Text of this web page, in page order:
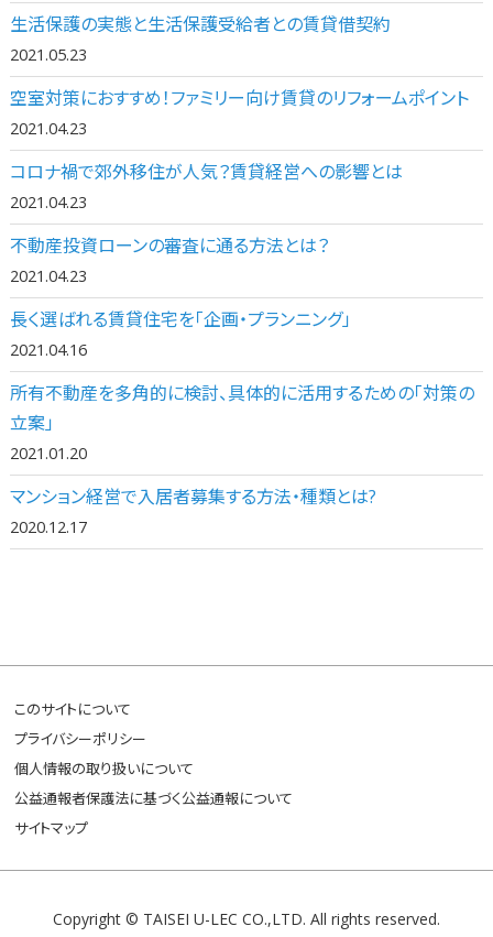
生活保護の実態と生活保護受給者との賃貸借契約
2021.05.23
空室対策におすすめ！ファミリー向け賃貸のリフォームポイント
2021.04.23
コロナ禍で郊外移住が人気？賃貸経営への影響とは
2021.04.23
不動産投資ローンの審査に通る方法とは？
2021.04.23
長く選ばれる賃貸住宅を「企画・プランニング」
2021.04.16
所有不動産を多角的に検討、具体的に活用するための「対策の
立案」
2021.01.20
マンション経営で入居者募集する方法・種類とは?
2020.12.17
このサイトについて
プライバシーポリシー
個人情報の取り扱いについて
公益通報者保護法に基づく公益通報について
サイトマップ
Copyright © TAISEI U-LEC CO.,LTD. All rights reserved.